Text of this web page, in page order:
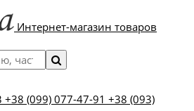
Интернет-магазин товаров
+38 (099) 077-47-91 +38 (093)